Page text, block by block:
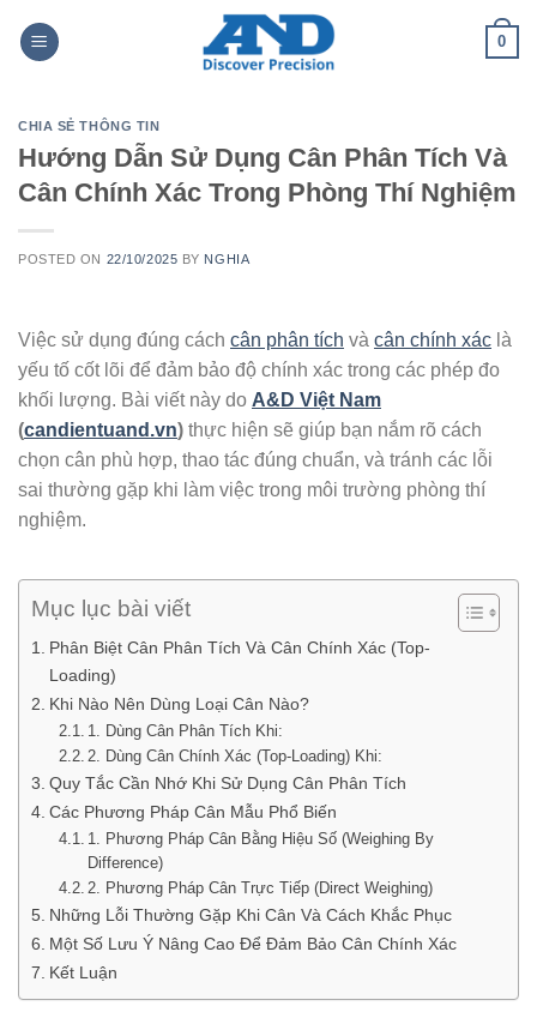
0
CHIA SẺ THÔNG TIN
Hướng Dẫn Sử Dụng Cân Phân Tích Và
Cân Chính Xác Trong Phòng Thí Nghiệm
POSTED ON 22/10/2025 BY NGHIA
Việc sử dụng đúng cách cân phân tích và cân chính xác là
yếu tố cốt lõi để đảm bảo độ chính xác trong các phép đo
khối lượng. Bài viết này do A&D Việt Nam
(candientuand.vn) thực hiện sẽ giúp bạn nắm rõ cách
chọn cân phù hợp, thao tác đúng chuẩn, và tránh các lỗi
sai thường gặp khi làm việc trong môi trường phòng thí
nghiệm.
Mục lục bài viết
Phân Biệt Cân Phân Tích Và Cân Chính Xác (Top-
Loading)
Khi Nào Nên Dùng Loại Cân Nào?
1. Dùng Cân Phân Tích Khi:
2. Dùng Cân Chính Xác (Top-Loading) Khi:
Quy Tắc Cần Nhớ Khi Sử Dụng Cân Phân Tích
Các Phương Pháp Cân Mẫu Phổ Biến
1. Phương Pháp Cân Bằng Hiệu Số (Weighing By
Difference)
2. Phương Pháp Cân Trực Tiếp (Direct Weighing)
Những Lỗi Thường Gặp Khi Cân Và Cách Khắc Phục
Một Số Lưu Ý Nâng Cao Để Đảm Bảo Cân Chính Xác
Kết Luận